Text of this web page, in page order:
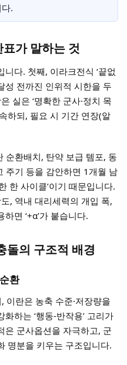
.
표가 말하는 것
다. 첫째, 이라크전식 ‘끝없
성 전까진 인위적 시한을 두
실은 ‘명확한 군사·정치 목
하되, 필요 시 기간 연장(알
순환배치, 탄약 보급 템포, 동
주기 등을 감안하면 1개월 남
한 사이클’이기 때문입니다.
, 역내 대리세력의 개입 폭,
면 ‘+α’가 붙습니다.
돌의 구조적 배경
환
이란은 농축 수준·저장량을
하는 ‘행동-반작용’ 고리가
은 군사옵션을 자극하고, 군
명분을 키우는 구조입니다.